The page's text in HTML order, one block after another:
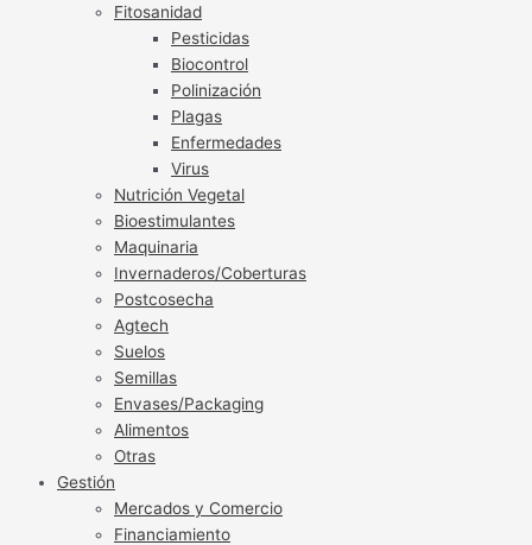
Fitosanidad
Pesticidas
Biocontrol
Polinización
Plagas
Enfermedades
Virus
Nutrición Vegetal
Bioestimulantes
Maquinaria
Invernaderos/Coberturas
Postcosecha
Agtech
Suelos
Semillas
Envases/Packaging
Alimentos
Otras
Gestión
Mercados y Comercio
Financiamiento